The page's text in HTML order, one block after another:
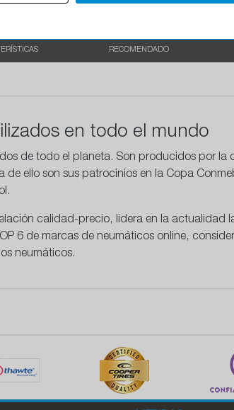
RECOMENDADO
en todo el mundo
de todo el planeta. Son producidos por la
ello son sus patrocinios en la Copa
calidad-precio, lidera en la actualidad
6 de marcas de neumáticos online,
neumáticos.